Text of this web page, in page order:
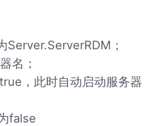
；
名；
，此时自动启动服务器
false